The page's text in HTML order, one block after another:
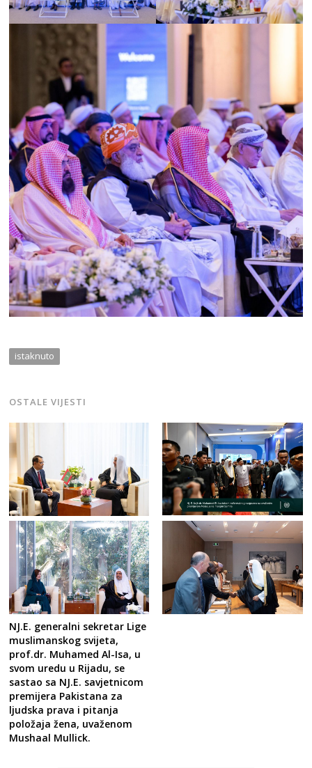
istaknuto
OSTALE VIJESTI
NJ.E. generalni sekretar Lige
muslimanskog svijeta,
prof.dr. Muhamed Al-Isa, u
svom uredu u Rijadu, se
sastao sa NJ.E. savjetnicom
premijera Pakistana za
ljudska prava i pitanja
položaja žena, uvaženom
Mushaal Mullick.